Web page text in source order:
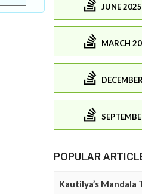
JUNE
MARCH
POPULAR
Kautilya’s Mandala